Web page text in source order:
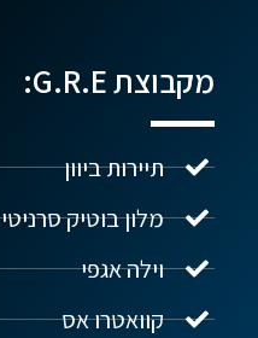
מקבוצת G.R.E:
תיירות ביוון
מלון בוטיק סרניטי
וילה אגפי
קוואטרו אס
נדל"ן ביוון G.R.E